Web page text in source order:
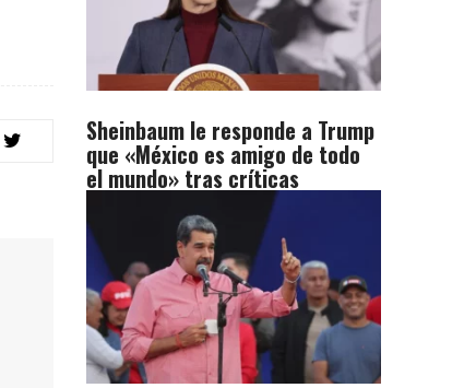
Sheinbaum le responde a Trump
que «México es amigo de todo
el mundo» tras críticas